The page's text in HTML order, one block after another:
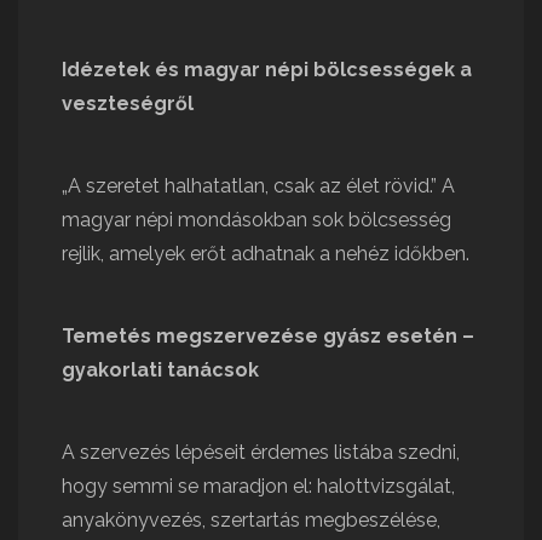
Idézetek és magyar népi bölcsességek a
veszteségről
„A szeretet halhatatlan, csak az élet rövid.” A
magyar népi mondásokban sok bölcsesség
rejlik, amelyek erőt adhatnak a nehéz időkben.
Temetés megszervezése gyász esetén –
gyakorlati tanácsok
A szervezés lépéseit érdemes listába szedni,
hogy semmi se maradjon el: halottvizsgálat,
anyakönyvezés, szertartás megbeszélése,